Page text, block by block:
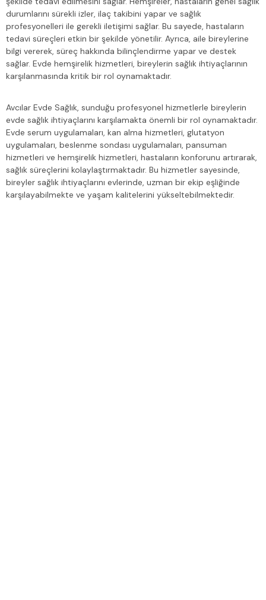
durumlarını sürekli izler, ilaç takibini yapar ve sağlık
profesyonelleri ile gerekli iletişimi sağlar. Bu sayede, hastaların
tedavi süreçleri etkin bir şekilde yönetilir. Ayrıca, aile bireylerine
bilgi vererek, süreç hakkında bilinçlendirme yapar ve destek
sağlar. Evde hemşirelik hizmetleri, bireylerin sağlık ihtiyaçlarının
karşılanmasında kritik bir rol oynamaktadır.
Avcılar Evde Sağlık, sunduğu profesyonel hizmetlerle bireylerin
evde sağlık ihtiyaçlarını karşılamakta önemli bir rol oynamaktadır.
Evde serum uygulamaları, kan alma hizmetleri, glutatyon
uygulamaları, beslenme sondası uygulamaları, pansuman
hizmetleri ve hemşirelik hizmetleri, hastaların konforunu artırarak,
sağlık süreçlerini kolaylaştırmaktadır. Bu hizmetler sayesinde,
bireyler sağlık ihtiyaçlarını evlerinde, uzman bir ekip eşliğinde
karşılayabilmekte ve yaşam kalitelerini yükseltebilmektedir.